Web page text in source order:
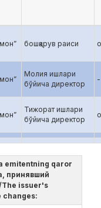
бошқарув раиси
Молия ишлари
бўйича директор
-
Тижорат ишлари
бўйича директор
emitentning qaror
принявший
The issuer's
changes: